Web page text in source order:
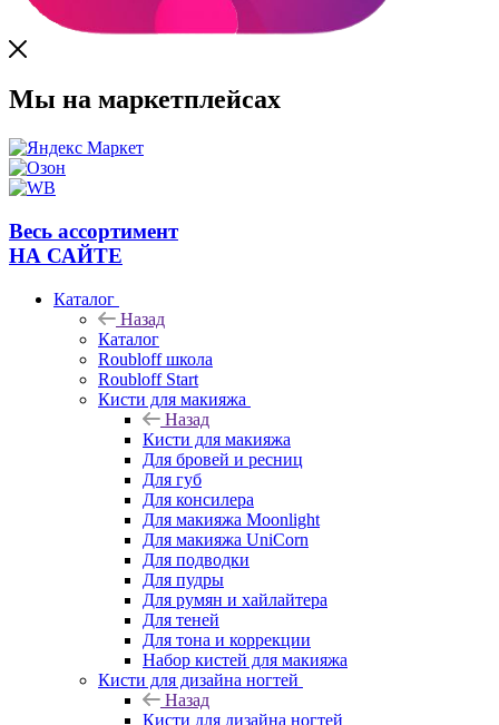
Мы на маркетплейсах
Весь ассортимент
НА САЙТЕ
Каталог
Назад
Каталог
Roubloff школа
Roubloff Start
Кисти для макияжа
Назад
Кисти для макияжа
Для бровей и ресниц
Для губ
Для консилера
Для макияжа Moonlight
Для макияжа UniCorn
Для подводки
Для пудры
Для румян и хайлайтера
Для теней
Для тона и коррекции
Набор кистей для макияжа
Кисти для дизайна ногтей
Назад
Кисти для дизайна ногтей